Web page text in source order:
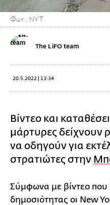
Φωτ.: NYT
The LiFO team
20.5.2022 | 13:34
Βίντεο και
μάρτυρες δείχνουν
να οδηγούν για
στρατιώτες στην
Σύμφωνα με βίντεο
δημοσιότητας οι New